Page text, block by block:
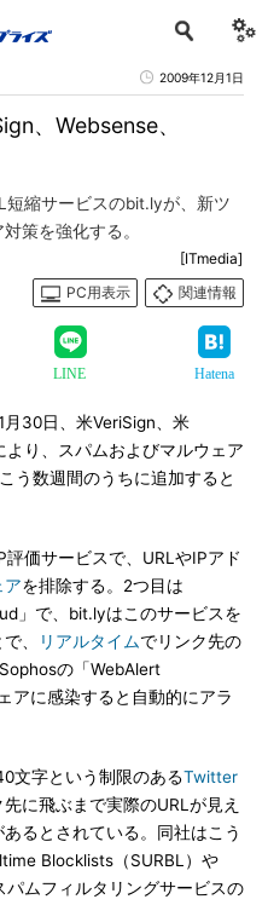
2009年12月1日
、Websense、
縮サービスのbit.lyが、新ツ
策を強化する。
[ITmedia]
PC用表示
関連情報
LINE Hatena
月30日、米VeriSign、米
より、スパムおよびマルウェア
う数週間のうちに追加すると
価サービスで、URLやIPアド
アを排除する。2つ目は
」で、bit.lyはこのサービスを
、
リアルタイムでリンク先の
の「WebAlert
アに感染すると自動的にアラ
文字という制限のあるTwitter
に飛ぶまで実際のURLが見え
るとされている。同社はこう
Blocklists（SURBL）や
ムフィルタリングサービスの